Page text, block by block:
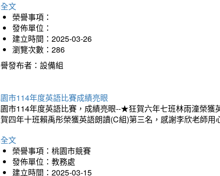
文
榮譽事項：
發佈單位：
建立時間：2025-03-26
瀏覽次數：286
發布者：設備組
市114年度英語比賽成績亮眼
市114年度英語比賽，成績亮眼--★狂賀六年七班林雨潼榮
四年十班賴禹彤榮獲英語朗讀(C組)第三名，感謝李欣老師
文
榮譽事項：桃園市競賽
發佈單位：教務處
建立時間：2025-03-15